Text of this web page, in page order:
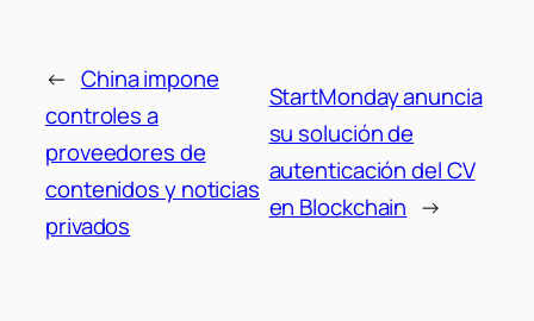
← China impone
controles a
proveedores de
contenidos y noticias
privados
StartMonday anuncia
su solución de
autenticación del CV
en Blockchain →